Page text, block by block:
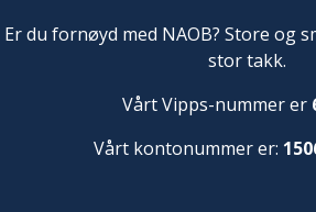
Er du fornøyd med NAOB? Store og
stor takk.
Vårt Vipps-nummer er
Vårt kontonummer er: